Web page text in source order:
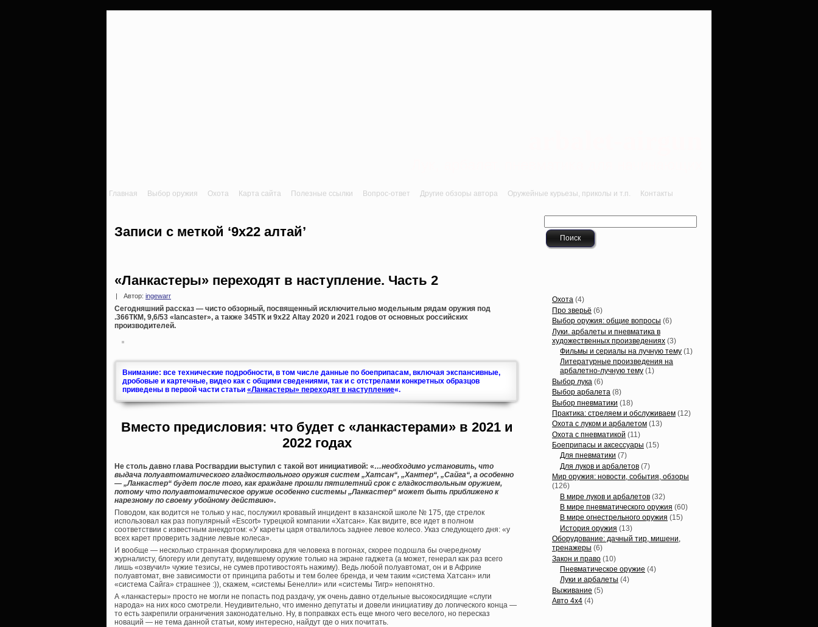
Главная Выбор оружия Охота Карта сайта Полезные ссылки Вопрос-ответ Другие обзоры автора Оружейные курьезы, приколы и т.п. Контакты
Записи с меткой ‘9х22 алтай’
«Ланкастеры» переходят в наступление. Часть 2
Автор: ingewarr
Сегодняшний рассказ — чисто обзорный, посвященный исключительно модельным рядам оружия под
.366ТКМ, 9,6/53 «lancaster», а также 345ТК и 9х22 Altay 2020 и 2021 годов от основных российских
производителей.
Внимание: все технические подробности, в том числе данные по боеприпасам, включая экспансивные,
дробовые и картечные, видео как с общими сведениями, так и с отстрелами конкретных образцов
приведены в первой части статьи «Ланкастеры» переходят в наступление«.
Вместо предисловия: что будет с «ланкастерами» в 2021 и
2022 годах
Не столь давно глава Росгвардии выступил с такой вот инициативой: «…необходимо установить, что
выдача полуавтоматического гладкоствольного оружия систем „Хатсан“, „Хантер“, „Сайга“, а особенно
— „Ланкастер“ будет после того, как граждане прошли пятилетний срок с гладкоствольным оружием,
потому что полуавтоматическое оружие особенно системы „Ланкастер“ может быть приближено к
нарезному по своему убойному действию».
Поводом, как водится не только у нас, послужил кровавый инцидент в казанской школе № 175, где стрелок
использовал как раз популярный «Escort» турецкой компании «Хатсан». Как видите, все идет в полном
соответствии с известным анекдотом: «У кареты царя отвалилось заднее левое колесо. Указ следующего дня: «у
всех карет проверить задние левые колеса».
И вообще — несколько странная формулировка для человека в погонах, скорее подошла бы очередному
журналисту, блогеру или депутату, видевшему оружие только на экране гаджета (а может, генерал как раз всего
лишь «озвучил» чужие тезисы, не сумев противостоять нажиму). Ведь любой полуавтомат, он и в Африке
полуавтомат, вне зависимости от принципа работы и тем более бренда, и чем таким «система Хатсан» или
«система Сайга» страшнее :)), скажем, «системы Бенелли» или «системы Тигр» непонятно.
А «ланкастеры» просто не могли не попасть под раздачу, уж очень давно отдельные высокосидящие «слуги
народа» на них косо смотрели. Неудивительно, что именно депутаты и довели инициативу до логического конца —
то есть закрепили ограничения законодательно. Ну, в поправках есть еще много чего веселого, но пересказ
новаций — не тема данной статьи, кому интересно, найдут где о них почитать.
Охота (4)
Про зверьё (6)
Выбор оружия: общие вопросы (6)
Луки. арбалеты и пневматика в
художественных произведениях (3)
Фильмы и сериалы на лучную тему (1)
Литературные произведения на
арбалетно-лучную тему (1)
Выбор лука (6)
Выбор арбалета (8)
Выбор пневматики (18)
Практика: стреляем и обслуживаем (12)
Охота с луком и арбалетом (13)
Охота с пневматикой (11)
Боеприпасы и аксессуары (15)
Для пневматики (7)
Для луков и арбалетов (7)
Мир оружия: новости, события, обзоры
(126)
В мире луков и арбалетов (32)
В мире пневматического оружия (60)
В мире огнестрельного оружия (15)
История оружия (13)
Оборудование: дачный тир, мишени,
тренажеры (6)
Закон и право (10)
Пневматическое оружие (4)
Луки и арбалеты (4)
Выживание (5)
Авто 4х4 (4)